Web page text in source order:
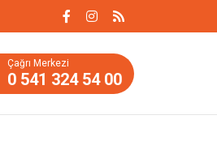
Çağrı Merkezi
0 541 324 54 00